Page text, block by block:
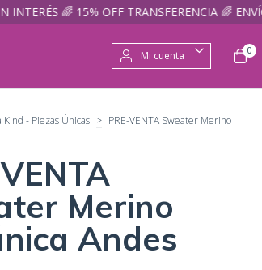
OFF TRANSFERENCIA 🌈 ENVÍO GRATIS a
Mi cuenta 0
Kind - Piezas Únicas > PRE-VENTA Sweater Merino
Merino
Andes